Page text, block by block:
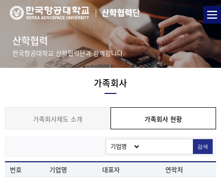
산학협력
한국항공대학교 산학협력단과 함께합니다.
가족회사
가족회사제도 소개 가족회사 현황
검색
번호 기업명 대표자 연락처